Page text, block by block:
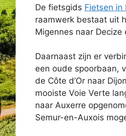
De fietsgids Fietsen in
raamwerk bestaat uit
Migennes naar
Daarnaast zijn er
een oude spoorbaan,
de Côte d’Or naar
mooiste Voie Verte
naar Auxerre
Semur-en-Auxois